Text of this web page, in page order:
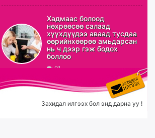
ХЗДХ-ын сайд С.Амарсайхан:
Авлигаар авсан хөрөнгийг
хурааж, нийгмийн сайн
сайхны хөгжилд зориулах
бөгөөд үүнийг хэд хэдэн эрх
бүхий байгууллагаас санал авна
өчигдѳр
Шатахууныг олдож байгаа
газраас нь л авч байна. Үнэ
тарифаас илүү хангамж дээр
анхаарч байна
Хадмаас болоод
нөхрөөсөө салаад
хүүхдүүдээ аваад тусдаа
өөрийнхөөрөө амьдарсан
нь ч дээр гэж бодох
боллоо
91
Захидал илгээх бол энд дарна уу !